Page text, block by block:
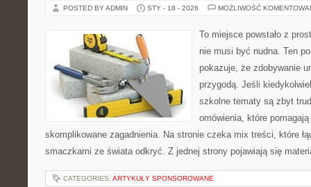
POSTED BY ADMIN STY - 18 - 2026 MOŻLIWOŚĆ
To miejsce powstało z
nie musi być nudna. Ten
pokazuje, że zdobywanie
przygodą. Jeśli
szkolne tematy są zbyt
omówienia, które
skomplikowane zagadnienia. Na stronie czeka mix treści, które
smaczkami ze świata odkryć. Z jednej strony pojawiają się
CATEGORIES: ARTYKUŁY SPONSOROWANE